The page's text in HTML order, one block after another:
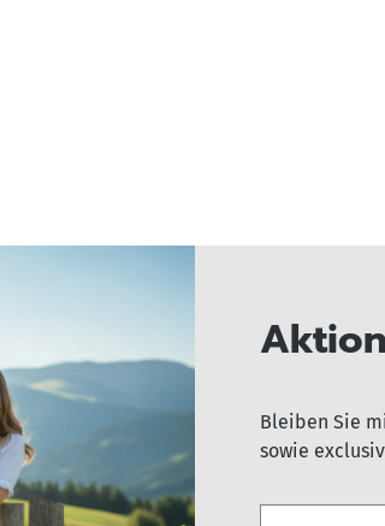
Bleiben Sie
sowie